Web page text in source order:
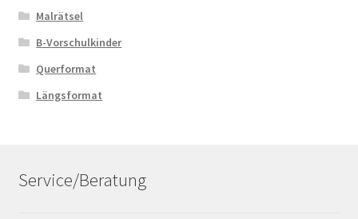
Malrätsel
B-Vorschulkinder
Querformat
Längsformat
Service/Beratung